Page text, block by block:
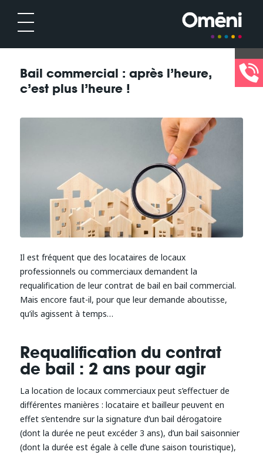
Bail commercial : après l’heure,
c’est plus l’heure !
Il est fréquent que des locataires de locaux
professionnels ou commerciaux demandent la
requalification de leur contrat de bail en bail commercial.
Mais encore faut-il, pour que leur demande aboutisse,
qu’ils agissent à temps…
Requalification du contrat
de bail : 2 ans pour agir
La location de locaux commerciaux peut s’effectuer de
différentes manières : locataire et bailleur peuvent en
effet s’entendre sur la signature d’un bail dérogatoire
(dont la durée ne peut excéder 3 ans), d’un bail saisonnier
(dont la durée est égale à celle d’une saison touristique),